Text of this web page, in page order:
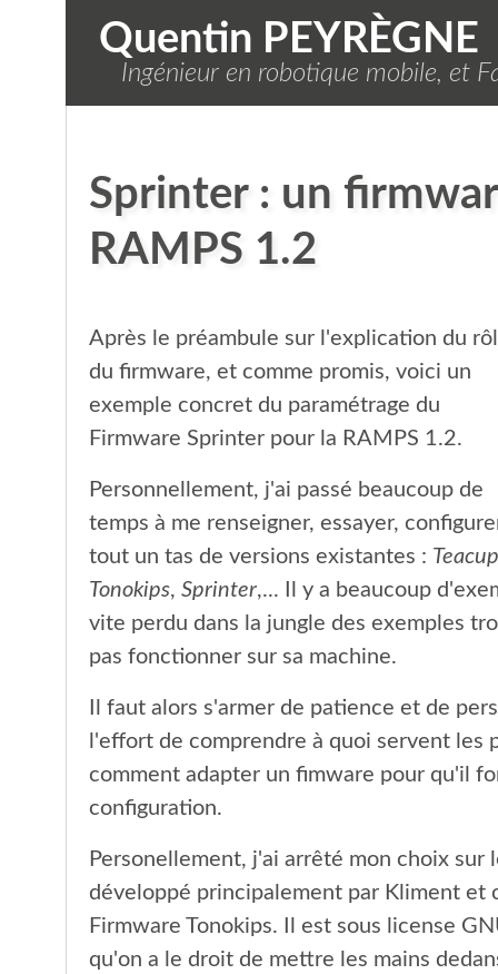
Quentin PEYRÈGNE
Ingénieur en robotique mobile, et
Sprinter : un
RAMPS 1.2
Après le préambule sur l'explication du
du firmware, et comme promis, voici un
exemple concret du paramétrage du
Firmware Sprinter pour la RAMPS 1.2.
Personnellement, j'ai passé beaucoup de
temps à me renseigner, essayer,
tout un tas de versions existantes : Teacup
Tonokips, Sprinter,... Il y a beaucoup
vite perdu dans la jungle des exemples
pas fonctionner sur sa machine.
Il faut alors s'armer de patience et de
l'effort de comprendre à quoi servent les
comment adapter un fimware pour qu'il
configuration.
Personellement, j'ai arrêté mon choix sur
développé principalement par Kliment et
Firmware Tonokips. Il est sous license
qu'on a le droit de mettre les mains